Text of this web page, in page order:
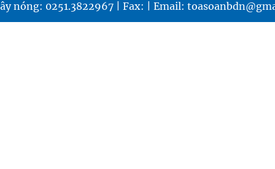
nóng: 0251.3822967 | Fax: | Email: